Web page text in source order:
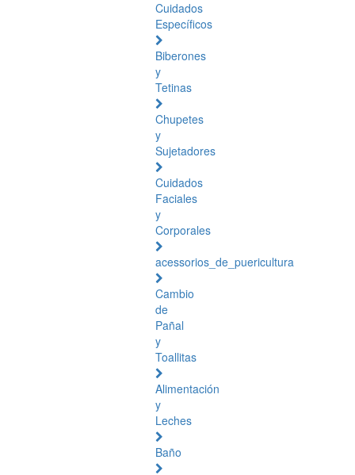
Cuidados
Específicos
Biberones
y
Tetinas
Chupetes
y
Sujetadores
Cuidados
Faciales
y
Corporales
acessorios_de_puericultura
Cambio
de
Pañal
y
Toallitas
Alimentación
y
Leches
Baño